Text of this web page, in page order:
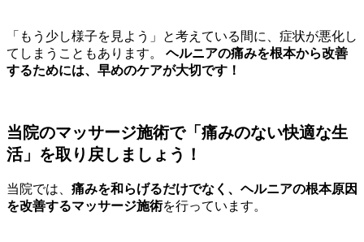
「もう少し様子を見よう」と考えている間に、症状が悪化し
てしまうこともあります。 ヘルニアの痛みを根本から改善
するためには、早めのケアが大切です！
当院のマッサージ施術で「痛みのない快適な生
活」を取り戻しましょう！
当院では、 痛みを和らげるだけでなく、ヘルニアの根本原因
を改善するマッサージ施術を行っています。